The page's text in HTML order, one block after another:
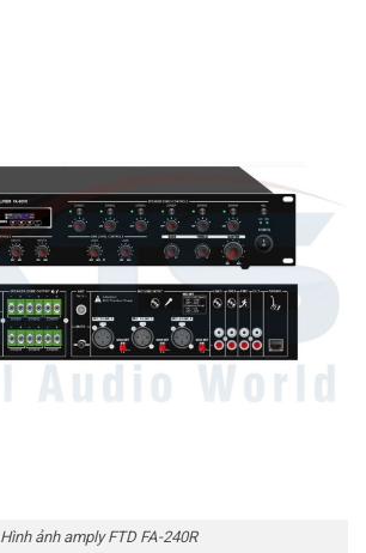
Hình ảnh amply FTD FA-240R